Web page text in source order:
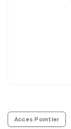
Acces Pointler